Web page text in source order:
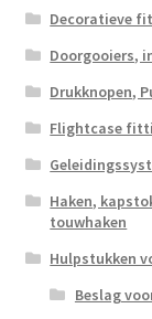
Decoratieve
Doorgooiers,
Drukknopen,
Flightcase
Haken,
touwhaken
Hulpstukken
Beslag